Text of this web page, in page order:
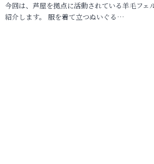
今回は、芦屋を拠点に活動されている羊毛フェ
紹介します。 服を着て立つぬいぐる…